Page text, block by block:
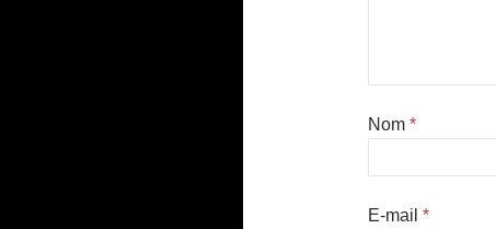
Nom *
E-mail *